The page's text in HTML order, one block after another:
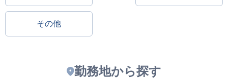
その他
勤務地から探す